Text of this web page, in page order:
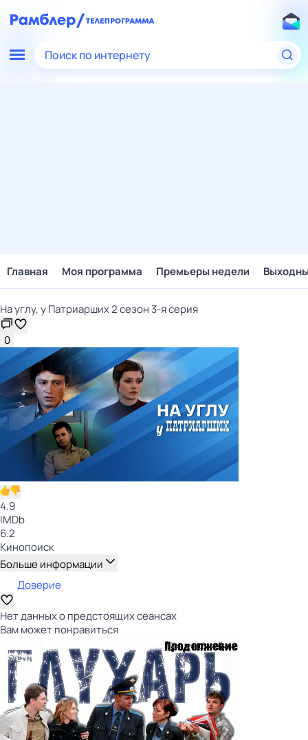
Поиск по интернету
Главная Моя программа Премьеры недели
На углу, у Патриарших 2 сезон 3-я серия
0
4.9
IMDb
6.2
Кинопоиск
Больше информации
Доверие
Нет данных о предстоящих сеансах
Вам может понравиться